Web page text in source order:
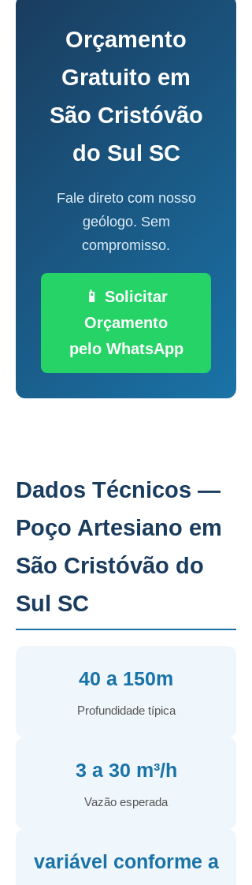
Orçamento
Gratuito em
São Cristóvão
do Sul SC
Fale direto com nosso
geólogo. Sem
compromisso.
📱 Solicitar
Orçamento
pelo WhatsApp
Dados Técnicos —
Poço Artesiano em
São Cristóvão do
Sul SC
40 a 150m
Profundidade típica
3 a 30 m³/h
Vazão esperada
variável conforme a